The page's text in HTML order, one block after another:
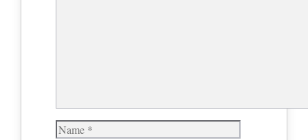
Name